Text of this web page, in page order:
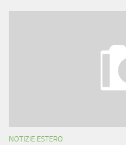
NOTIZIE ESTERO